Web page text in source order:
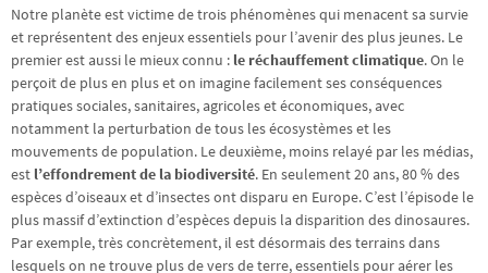
Notre planète est victime de trois phénomènes qui menacent sa survie
et représentent des enjeux essentiels pour l’avenir des plus jeunes. Le
premier est aussi le mieux connu : le réchauffement climatique. On le
perçoit de plus en plus et on imagine facilement ses conséquences
pratiques sociales, sanitaires, agricoles et économiques, avec
notamment la perturbation de tous les écosystèmes et les
mouvements de population. Le deuxième, moins relayé par les médias,
est l’effondrement de la biodiversité. En seulement 20 ans, 80 % des
espèces d’oiseaux et d’insectes ont disparu en Europe. C’est l’épisode le
plus massif d’extinction d’espèces depuis la disparition des dinosaures.
Par exemple, très concrètement, il est désormais des terrains dans
lesquels on ne trouve plus de vers de terre, essentiels pour aérer les